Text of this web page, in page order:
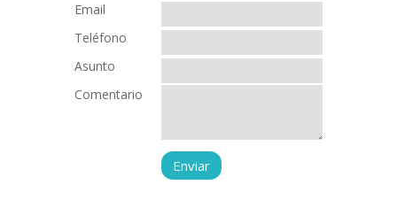
Email
Teléfono
Asunto
Comentario